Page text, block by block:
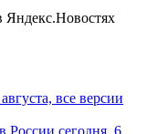
все версии
России сегодня, 6